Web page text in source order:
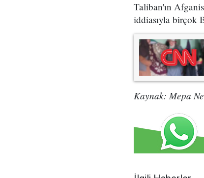
Taliban'ın
iddiasıyla birçok
Kaynak: Mepa